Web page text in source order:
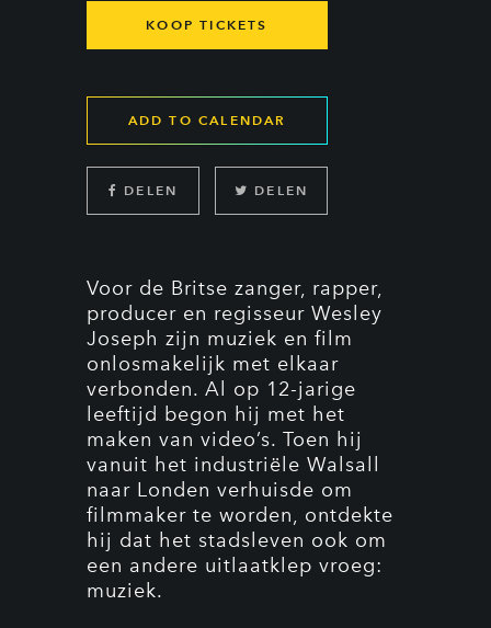
KOOP TICKETS
ADD TO CALENDAR
DELEN DELEN
Voor de Britse zanger, rapper,
producer en regisseur Wesley
Joseph zijn muziek en film
onlosmakelijk met elkaar
verbonden. Al op 12-jarige
leeftijd begon hij met het
maken van video’s. Toen hij
vanuit het industriële Walsall
naar Londen verhuisde om
filmmaker te worden, ontdekte
hij dat het stadsleven ook om
een andere uitlaatklep vroeg:
muziek.